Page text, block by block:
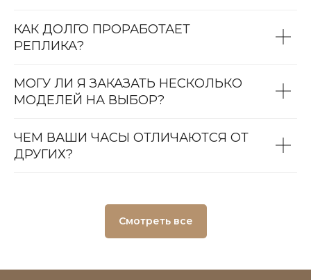
КАК ДОЛГО ПРОРАБОТАЕТ
РЕПЛИКА?
МОГУ ЛИ Я ЗАКАЗАТЬ НЕСКОЛЬКО
МОДЕЛЕЙ НА ВЫБОР?
ЧЕМ ВАШИ ЧАСЫ ОТЛИЧАЮТСЯ ОТ
ДРУГИХ?
Смотреть все